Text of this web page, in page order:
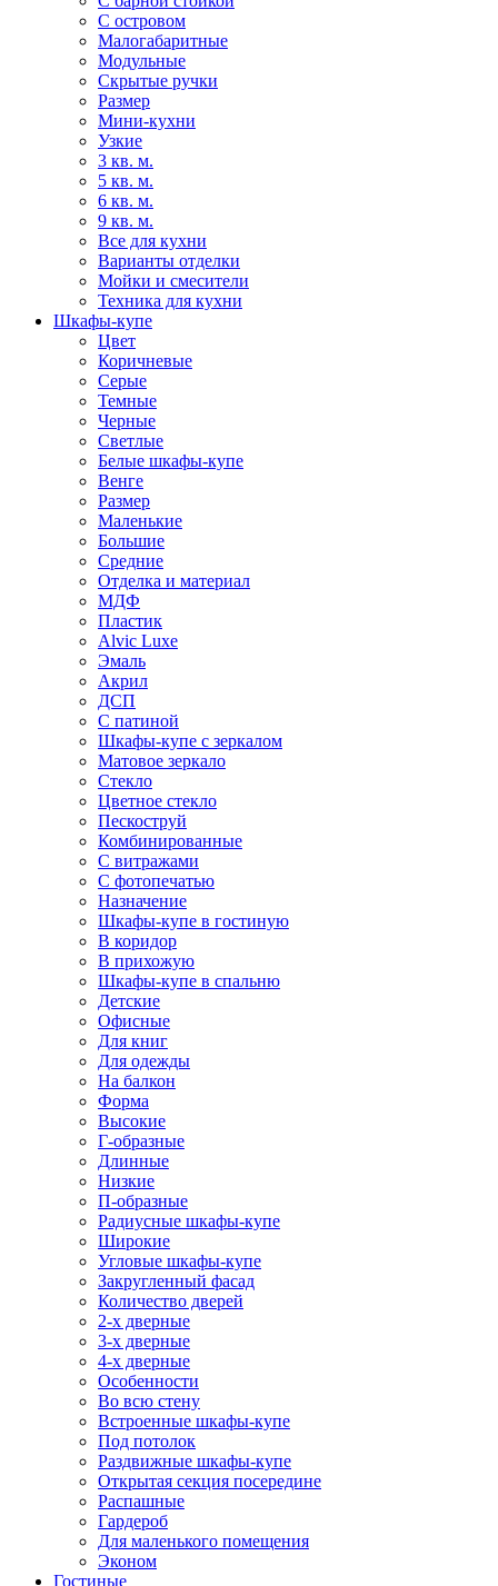
С островом
Малогабаритные
Модульные
Скрытые ручки
Размер
Мини-кухни
Узкие
3 кв. м.
5 кв. м.
6 кв. м.
9 кв. м.
Все для кухни
Варианты отделки
Мойки и смесители
Техника для кухни
Шкафы-купе
Цвет
Коричневые
Серые
Темные
Черные
Светлые
Белые шкафы-купе
Венге
Размер
Маленькие
Большие
Средние
Отделка и материал
МДФ
Пластик
Alvic Luxe
Эмаль
Акрил
ДСП
С патиной
Шкафы-купе с зеркалом
Матовое зеркало
Стекло
Цветное стекло
Пескоструй
Комбинированные
С витражами
С фотопечатью
Назначение
Шкафы-купе в гостиную
В коридор
В прихожую
Шкафы-купе в спальню
Детские
Офисные
Для книг
Для одежды
На балкон
Форма
Высокие
Г-образные
Длинные
Низкие
П-образные
Радиусные шкафы-купе
Широкие
Угловые шкафы-купе
Закругленный фасад
Количество дверей
2-х дверные
3-х дверные
4-х дверные
Особенности
Во всю стену
Встроенные шкафы-купе
Под потолок
Раздвижные шкафы-купе
Открытая секция посередине
Распашные
Гардероб
Для маленького помещения
Эконом
Гостиные